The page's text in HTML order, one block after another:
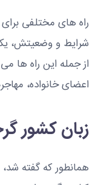
راه های مختلفی
شرایط و وضعیتش،
از جمله این راه ها
اعضای خانواده،
زبان کشور
همانطور که گفته